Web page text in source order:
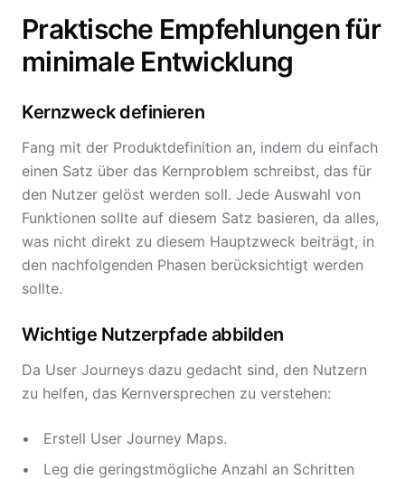
Praktische Empfehlungen für
minimale Entwicklung
Kernzweck definieren
Fang mit der Produktdefinition an, indem du einfach
einen Satz über das Kernproblem schreibst, das für
den Nutzer gelöst werden soll. Jede Auswahl von
Funktionen sollte auf diesem Satz basieren, da alles,
was nicht direkt zu diesem Hauptzweck beiträgt, in
den nachfolgenden Phasen berücksichtigt werden
sollte.
Wichtige Nutzerpfade abbilden
Da User Journeys dazu gedacht sind, den Nutzern
zu helfen, das Kernversprechen zu verstehen:
Erstell User Journey Maps.
Leg die geringstmögliche Anzahl an Schritten